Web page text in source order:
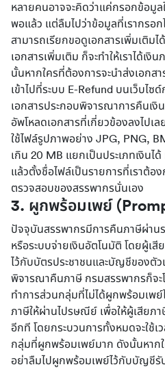
หลายคนอาจจะคิดว่าแค่กรอกข้อมูล
พอแล้ว แต่ลืมไปว่าข้อมูลที่เรากรอ
สามารถเรียกขอดูเอกสารเพิ่มเติมไ
เอกสารเพิ่มเติม ก็จะทำให้เราได้เงิ
นั้นหากใครที่ต้องการจะนำส่งเอกส
เข้าไปที่ระบบ E-Refund บนเว็บไซ
เอกสารประกอบพิจารณาการคืนเงิ
อัพโหลดเอกสารที่เกี่ยวข้องลงไปเ
ใช้ไฟล์รูปภาพอย่าง JPG, PNG,
เกิน 20 MB แยกเป็นประเภทเงินไ
แล้วตั้งชื่อไฟล์เป็นรายการที่เราต้อ
ตรวจสอบของสรรพากรนั่นเอง
3. ผูกพร้อมเพย์
ปัจจุบันสรรพากรมีการคืนภาษีผ่าน
หรือระบบจ่ายเงินอัตโนมัติ โดยผู้เ
ไว้กับบัตรประชาชนและบัญชีของตัว
พิจารณาคืนภาษี กรมสรรพากรก็จะ
ทำการส่วนกลุ่มที่ไม่ได้ผูกพร้อมเพย์
ภาษีให้ผ่านไปรษณีย์ เพื่อให้ผู้เสียภ
อีกที โดยกระบวนการทั้งหมดจะใช้เ
กลุ่มที่ผูกพร้อมเพย์มาก ดังนั้นหากใ
อย่าลืมไปผูกพร้อมเพย์ไว้กับบัญชี